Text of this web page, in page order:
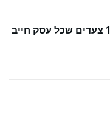
אבטחת מידע לעסק: 10 צעדים שכל עסק חייב